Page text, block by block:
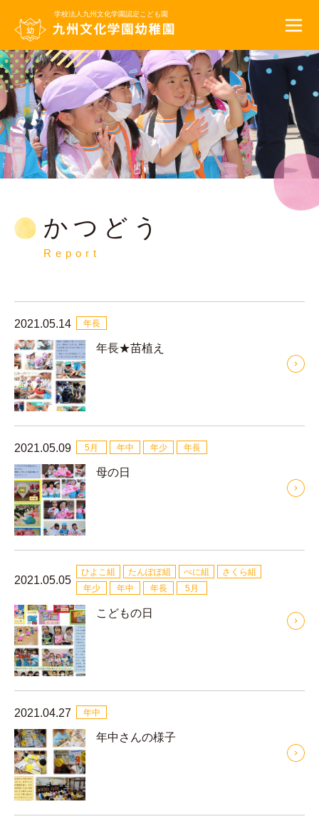
学校法人九州文化学園認定こども園
かつどう
Report
2021.05.14 年長
年長★苗植え
2021.05.09 5月 年中 年少 年長
母の日
2021.05.05
ひよこ組 たんぽぽ組 べに組
さくら組
年少
年中 年長 5月
こどもの日
2021.04.27 年中
年中さんの様子